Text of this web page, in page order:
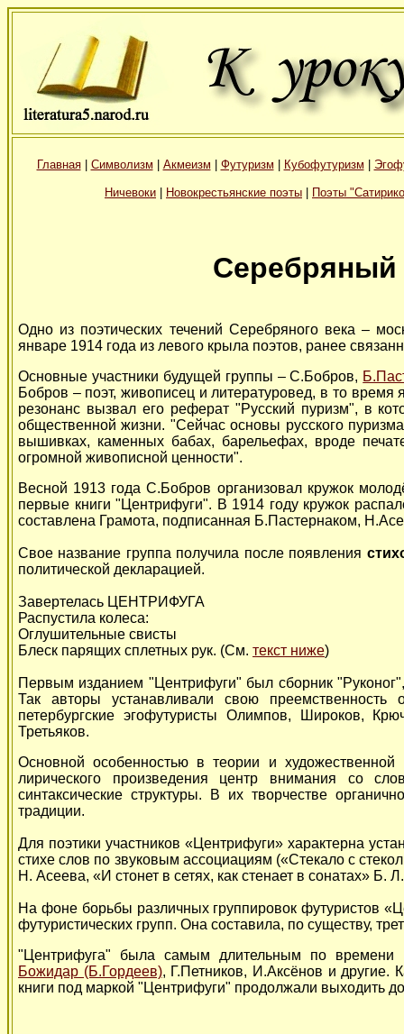
Главная| Символизм Акмеизм Футуризм Кубофутуризм
Ничевоки Новокрестьянские поэты Поэты
Серебряный
Одно из поэтических течений Серебряного века –
январе 1914 года из левого крыла поэтов, ранее
Основные участники будущей группы – С.Бобров,
Бобров – поэт, живописец и литературовед, в то
резонанс вызвал его реферат "Русский пуризм", в
общественной жизни. "Сейчас основы русского
вышивках, каменных бабах, барельефах, вроде
огромной живописной ценности".
Весной 1913 года С.Бобров организовал кружок
первые книги "Центрифуги". В 1914 году кружок
составлена Грамота, подписанная Б.Пастернаком,
Свое название группа получила после появления
политической декларацией.
Завертелась ЦЕНТРИФУГА
Распустила колеса:
Оглушительные свисты
Блеск парящих сплетных рук. (См. текст ниже)
Первым изданием "Центрифуги" был сборник
Так авторы устанавливали свою преемственность
петербургские эгофутуристы Олимпов, Широков,
Третьяков.
Основной особенностью в теории и
лирического произведения центр внимания со
синтаксические структуры. В их творчестве
традиции.
Для поэтики участников «Центрифуги» характерна
стихе слов по звуковым ассоциациям («Стекало с
Н. Асеева, «И стонет в сетях, как стенает в сонатах» Б.
На фоне борьбы различных группировок футуристов
футуристических групп. Она составила, по существу,
"Центрифуга" была самым длительным по времени
Божидар (Б.Гордеев), Г.Петников, И.Аксёнов и другие.
книги под маркой "Центрифуги" продолжали выходить